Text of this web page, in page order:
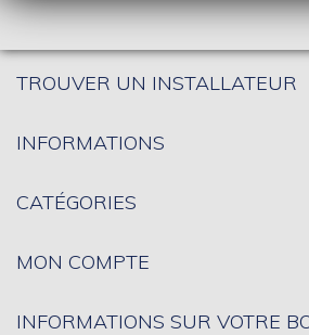
TROUVER UN INSTALLATEUR
INFORMATIONS
CATÉGORIES
MON COMPTE
INFORMATIONS SUR VOTRE